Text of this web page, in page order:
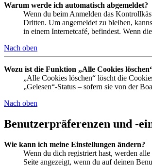
Warum werde ich automatisch abgemeldet?
Wenn du beim Anmelden das
Dritten. Um angemeldet zu bleiben,
in einem Internetcafé, befindest. Wenn
Nach oben
Wozu ist die Funktion „Alle Cookies
„Alle Cookies löschen“ löscht die
„Gelesen“-Status – sofern sie von der
Nach oben
Benutzerpräferenzen und -
Wie kann ich meine Einstellungen ändern?
Wenn du dich registriert hast, werden
Seite angezeigt, wenn du auf deinen